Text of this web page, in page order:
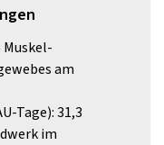
am
Tage): 31,3
im